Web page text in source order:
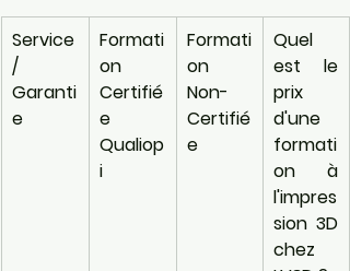
Service
/
Garanti
e
Formati
on
Certifié
e
Qualiop
i
Formati
on
Non-
Certifié
e
Quel
est le
prix
d'une
formati
on à
l'impres
sion 3D
chez